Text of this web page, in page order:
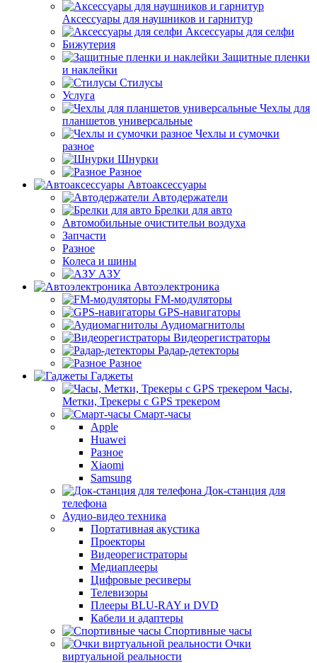
Аксессуары для наушников и гарнитур
Аксессуары для селфи
Бижутерия
Защитные пленки
и наклейки
Стилусы
Услуга
Чехлы для
планшетов универсальные
Чехлы и сумочки
разное
Шнурки
Разное
Автоаксессуары
Автодержатели
Брелки для авто
Автомобильные очистительи воздуха
Запчасти
Разное
Колеса и шины
АЗУ
Автоэлектроника
FM-модуляторы
GPS-навигаторы
Аудиомагнитолы
Видеорегистраторы
Радар-детекторы
Разное
Гаджеты
Часы,
Метки, Трекеры с GPS трекером
Смарт-часы
Apple
Huawei
Разное
Xiaomi
Samsung
Док-станция для
телефона
Аудио-видео техника
Портативная акустика
Проекторы
Видеорегистраторы
Медиаплееры
Цифровые ресиверы
Телевизоры
Плееры BLU-RAY и DVD
Кабели и адаптеры
Спортивные часы
Очки
виртуальной реальности